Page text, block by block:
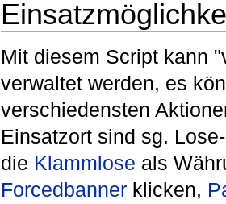
Mit diesem Script kann
verwaltet werden, es
verschiedensten
Einsatzort sind sg.
die Klammlose als
Forcedbannerklicken,